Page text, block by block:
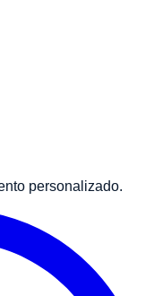
personalizado.